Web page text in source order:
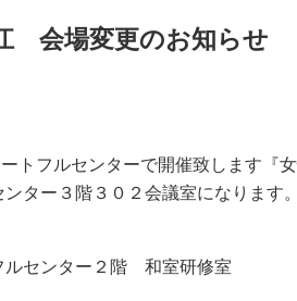
会場変更のお知らせ
トフルセンターで開催致します『
ター３階３０２会議室になります
ルセンター２階 和室研修室